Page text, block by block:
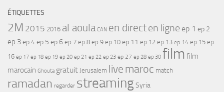
ÉTIQUETTES
2M 2015 2016 al aoula CAN en directen ligne ep 1 ep 2
ep 3ep 4ep 5 ep 6 ep 7 ep 8 ep 9 ep 10 ep 11 ep 12 ep 13 ep 14 ep 15 ep
16 ep 17 ep 18 ep 19 ep 20 ep 21 ep 22 ep 23 ep 27 ep 28 ep 30 film film
marocain Ghouta gratuit Jerusalem live maroc match
ramadan regarder streamingSyria